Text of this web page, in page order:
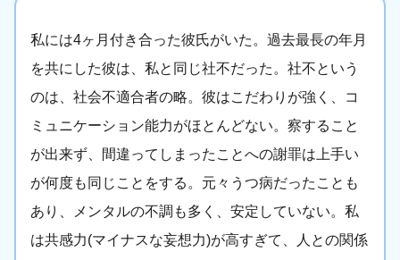
私には4ヶ月付き合った彼氏がいた。過去最長の年月
を共にした彼は、私と同じ社不だった。社不という
のは、社会不適合者の略。彼はこだわりが強く、コ
ミュニケーション能力がほとんどない。察すること
が出来ず、間違ってしまったことへの謝罪は上手い
が何度も同じことをする。元々うつ病だったことも
あり、メンタルの不調も多く、安定していない。私
は共感力(マイナスな妄想力)が高すぎて、人との関係